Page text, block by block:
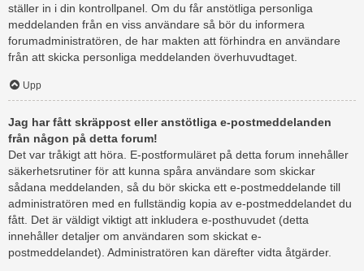
ställer in i din kontrollpanel. Om du får anstötliga personliga
meddelanden från en viss användare så bör du informera
forumadministratören, de har makten att förhindra en användare
från att skicka personliga meddelanden överhuvudtaget.
Upp
Jag har fått skräppost eller anstötliga e-postmeddelanden
från någon på detta forum!
Det var tråkigt att höra. E-postformuläret på detta forum innehåller
säkerhetsrutiner för att kunna spåra användare som skickar
sådana meddelanden, så du bör skicka ett e-postmeddelande till
administratören med en fullständig kopia av e-postmeddelandet du
fått. Det är väldigt viktigt att inkludera e-posthuvudet (detta
innehåller detaljer om användaren som skickat e-
postmeddelandet). Administratören kan därefter vidta åtgärder.